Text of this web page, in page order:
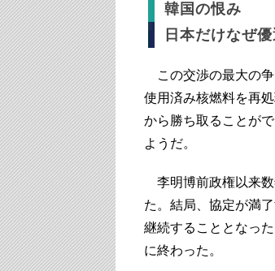
韓国の恨み
日本だけなぜ優
この交渉の最大の争
使用済み核燃料を再
から勝ち取ることが
ようだ。
李明博前政権以来数
た。結局、協定が満
継続することとなっ
に終わった。